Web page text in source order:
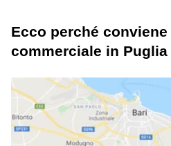
Ecco perché
commerciale in Puglia